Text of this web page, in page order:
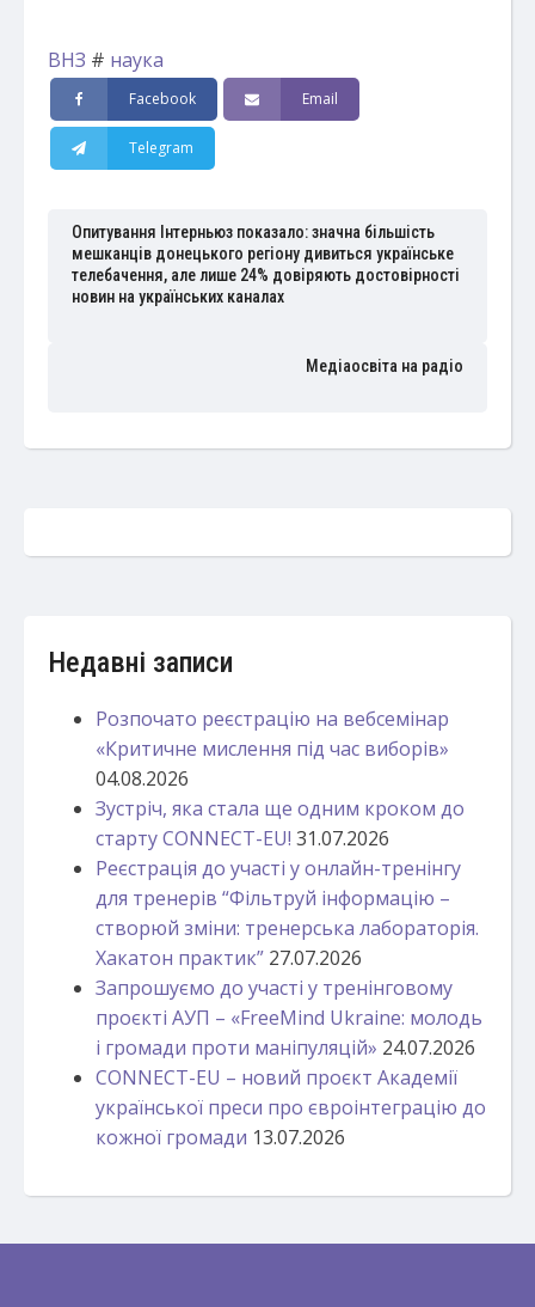
ВНЗ # наука
Facebook Email
Telegram
Опитування Інтерньюз показало: значна більшість
мешканців донецького регіону дивиться українське
телебачення, але лише 24% довіряють достовірності
новин на українських каналах
Медіаосвіта на радіо
Недавні записи
Розпочато реєстрацію на вебсемінар
«Критичне мислення під час виборів»
04.08.2026
Зустріч, яка стала ще одним кроком до
старту CONNECT-EU! 31.07.2026
Реєстрація до участі у онлайн-тренінгу
для тренерів “Фільтруй інформацію –
створюй зміни: тренерська лабораторія.
Хакатон практик” 27.07.2026
Запрошуємо до участі у тренінговому
проєкті АУП – «FreeMind Ukraine: молодь
і громади проти маніпуляцій» 24.07.2026
CONNECT-EU – новий проєкт Академії
української преси про євроінтеграцію до
кожної громади 13.07.2026